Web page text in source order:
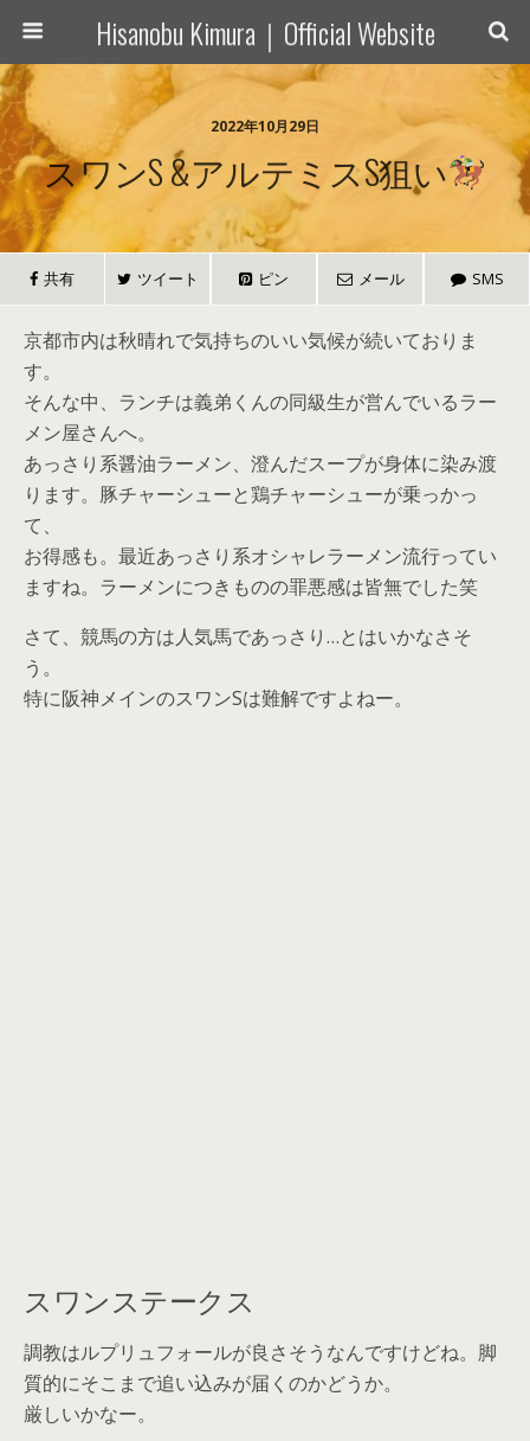
Hisanobu Kimura｜Official Website
2022年10月29日
スワンS &アルテミスS狙い
共有 ツイート ピン メール SMS
京都市内は秋晴れで気持ちのいい気候が続いておりま
す。
そんな中、ランチは義弟くんの同級生が営んでいるラー
メン屋さんへ。
あっさり系醤油ラーメン、澄んだスープが身体に染み渡
ります。豚チャーシューと鶏チャーシューが乗っかっ
て、
お得感も。最近あっさり系オシャレラーメン流行ってい
ますね。ラーメンにつきものの罪悪感は皆無でした笑
さて、競馬の方は人気馬であっさり…とはいかなさそ
う。
特に阪神メインのスワンSは難解ですよねー。
スワンステークス
調教はルプリュフォールが良さそうなんですけどね。脚
質的にそこまで追い込みが届くのかどうか。
厳しいかなー。